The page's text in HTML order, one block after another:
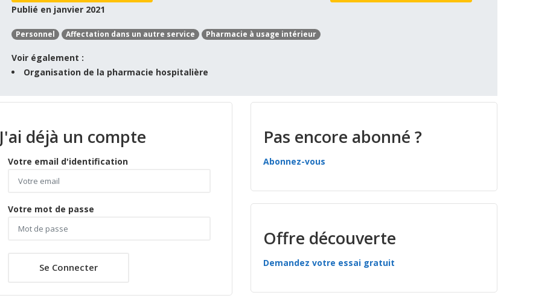
Publié en janvier 2021
Personnel Affectation dans un autre service Pharmacie à usage intérieur
Voir également :
Organisation de la pharmacie hospitalière
J'ai déjà un compte
Votre email d'identification
Votre mot de passe
Se Connecter
Pas encore abonné ?
Abonnez-vous
Offre découverte
Demandez votre essai gratuit